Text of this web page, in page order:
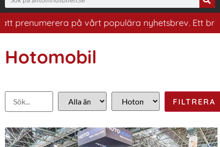
på vårt populära nyhetsbrev. Ett bra
Hotomobil